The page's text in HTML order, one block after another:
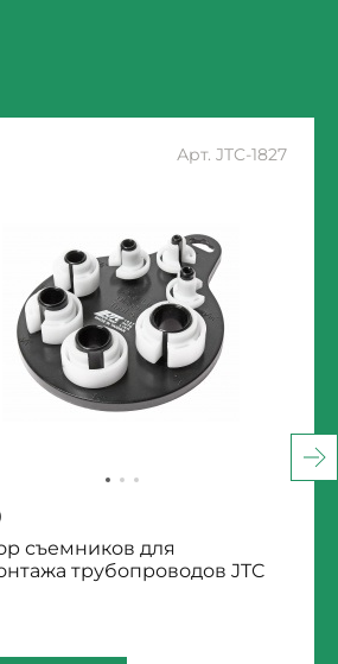
Арт. JTC-1827
съемников для
трубопроводов JTC